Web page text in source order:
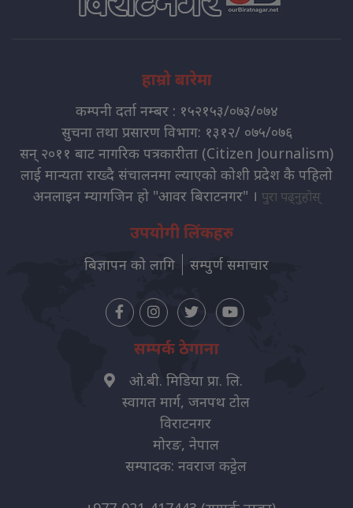
हाम्रो बारेमा
कम्पनी दर्ता नम्बर : १५२१५३/०७३/०७४
सुचना तथा प्रसारण विभाग: १३१२/ ०७५/०७६
सन् २०११ बाट नागरिक पत्रकारीता (Citizen Journalism)
लाई मान्यता राख्दै संचालनमा ल्याएको कोशी प्रदेश कै पहिलो
अनलाइन म्यागजिन हो "आवर बिराटनगर" । पुरा पढ्नुहोस्
उपयोगी लिंकहरु
बिज्ञापन को लागि सम्पुर्ण समाचार
सम्पर्क ठेगाना
ओ.बी. मिडिया प्रा. लि.
स्वागत मार्ग, जनपथ टोल
विराटनगर
मोरङ, नेपाल
सम्पादक: नवराज कट्टेल